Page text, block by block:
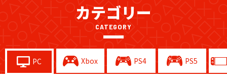
カテゴリー
CATEGORY
PC Xbox PS4 PS5